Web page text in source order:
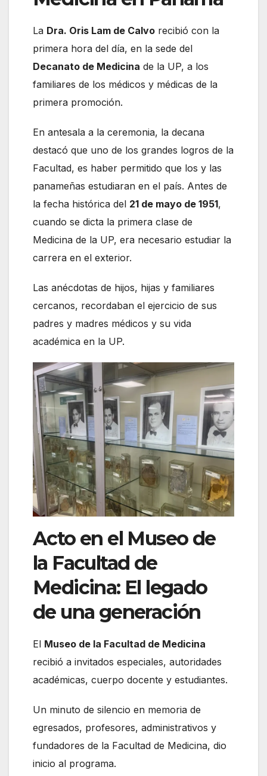
La Dra. Oris Lam de Calvo recibió con la
primera hora del día, en la sede del
Decanato de Medicina de la UP, a los
familiares de los médicos y médicas de la
primera promoción.
En antesala a la ceremonia, la decana
destacó que uno de los grandes logros de la
Facultad, es haber permitido que los y las
panameñas estudiaran en el país. Antes de
la fecha histórica del 21 de mayo de 1951,
cuando se dicta la primera clase de
Medicina de la UP, era necesario estudiar la
carrera en el exterior.
Las anécdotas de hijos, hijas y familiares
cercanos, recordaban el ejercicio de sus
padres y madres médicos y su vida
académica en la UP.
Acto en el Museo de
la Facultad de
Medicina: El legado
de una generación
El Museo de la Facultad de Medicina
recibió a invitados especiales, autoridades
académicas, cuerpo docente y estudiantes.
Un minuto de silencio en memoria de
egresados, profesores, administrativos y
fundadores de la Facultad de Medicina, dio
inicio al programa.